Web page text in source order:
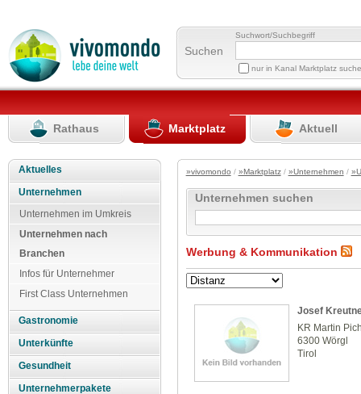
Suchen
Suchwort/Suchbegriff
nur in Kanal Marktplatz
Rathaus Marktplatz Aktuell
Aktuelles
Unternehmen
Unternehmen im Umkreis
Unternehmen nach
Branchen
Infos für Unternehmer
First Class Unternehmen
Gastronomie
Unterkünfte
Gesundheit
Unternehmerpakete
»vivomondo / »Marktplatz/ »Unternehmen /
Unternehmen suchen
Werbung & Kommunikation
Josef
KR Martin
6300 Wörgl
Tirol